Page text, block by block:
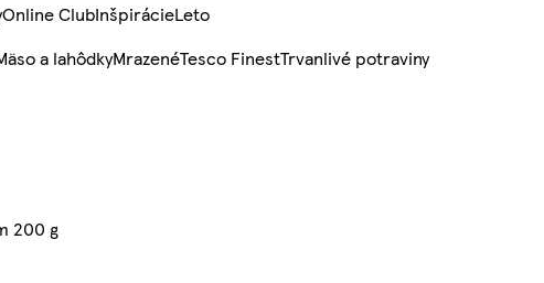
Online ClubInšpirácieLeto
a lahôdkyMrazenéTesco FinestTrvanlivé potraviny
200 g